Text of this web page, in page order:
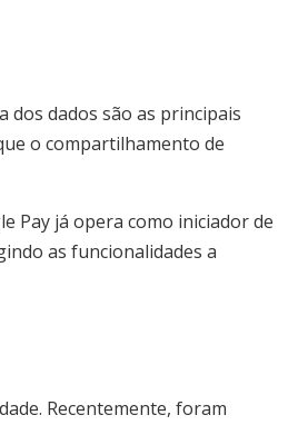
dos dados são as principais
o compartilhamento de
Pay já opera como iniciador de
as funcionalidades a
Recentemente, foram